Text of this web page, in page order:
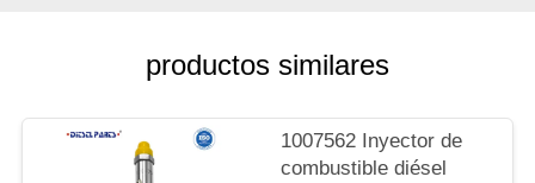
MAPA
productos similares
1007562 Inyector de
combustible diésel